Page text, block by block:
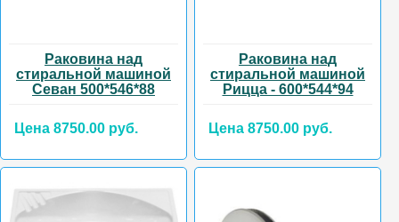
Раковина над
стиральной машиной
Севан 500*546*88
Цена 8750.00 руб.
Раковина над
стиральной машиной
Рицца - 600*544*94
Цена 8750.00 руб.